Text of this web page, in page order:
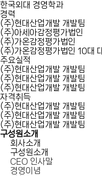
한국외대 경영학과
경력
(주)현대산업개발 개발팀
(주)아세아감정평가법인
(주)가온감정평가법인
(주)가온감정평가법인 10대
주요실적
(주)현대산업개발 개발팀
(주)현대산업개발 개발팀
(주)현대산업개발 개발팀
자격취득
(주)현대산업개발 개발팀
(주)현대산업개발 개발팀
(주)현대산업개발 개발팀
구성원소개
회사소개
구성원소개
CEO 인사말
경영이념